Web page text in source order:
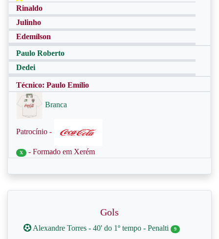
Rinaldo
Julinho
Edemílson
Paulo Roberto
Dedei
Técnico: Paulo Emílio
Branca
Patrocínio -
X - Formado em Xerém
Gols
Alexandre Torres - 40' do 1º tempo - Penalti 9